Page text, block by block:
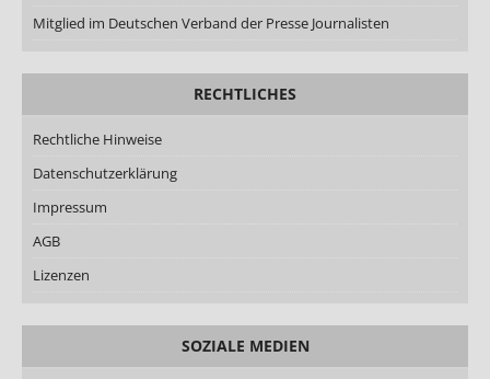
Mitglied im Deutschen Verband der Presse Journalisten
RECHTLICHES
Rechtliche Hinweise
Datenschutzerklärung
Impressum
AGB
Lizenzen
SOZIALE MEDIEN